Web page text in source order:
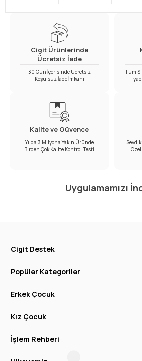
Cigit Ürünlerinde
Ücretsiz İade
30 Gün İçerisinde Ücretsiz
Koşulsuz İade İmkanı
Tüm
Kalite ve Güvence
Yılda 3 Milyona Yakın Üründe
Birden Çok Kalite Kontrol Testi
Özel
Uygulamamızı
Cigit Destek
Popüler Kategoriler
Erkek Çocuk
Kız Çocuk
İşlem Rehberi